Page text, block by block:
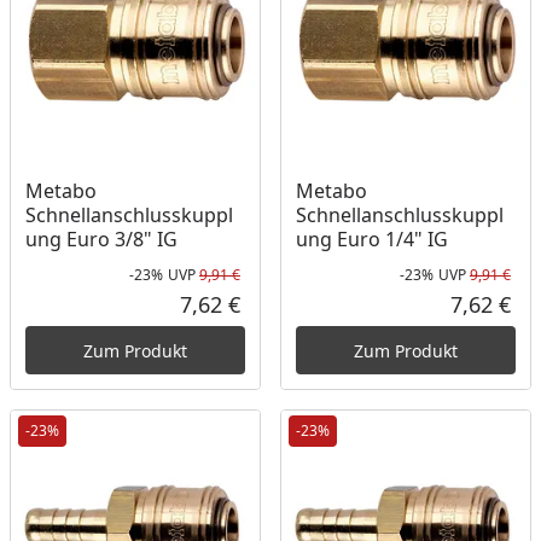
Metabo
Schnellanschlusskuppl
ung Euro 3/8" IG
Rabatt in Prozent
-23%
Ursprünglicher Preis
UVP9,91 €
Aktueller Preis
7,62 €
Zum Produkt
Metabo
Schnellanschlusskuppl
ung Euro 1/4" IG
-23% UVP9,91 €
7,62 €
Zum Produkt
-23% -23%